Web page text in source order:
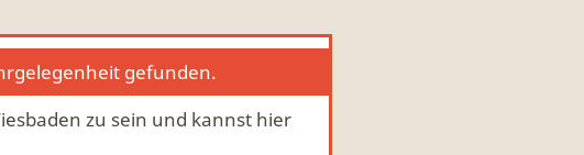
gefunden.
zu sein und kannst hier